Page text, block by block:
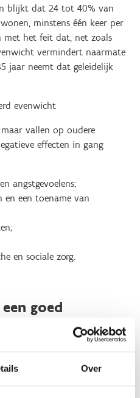
Over
blijkt dat 24 tot 40% van
minstens één keer per
met het feit dat, net zoals
vermindert naarmate
jaar neemt dat geleidelijk
evenwicht
vallen op oudere
effecten in gang
angstgevoelens;
en een toename van
en sociale zorg.
goed
belangrijk. Een absolute
oplevert:
waardoor we niet bang